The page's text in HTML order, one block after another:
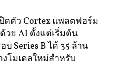
ดตัว Cortex แพลตฟอร์ม
วย AI ตั้งแต่เริ่มต้น
Series B ได้ 35 ล้าน
โมเดลใหม่สำหรับ